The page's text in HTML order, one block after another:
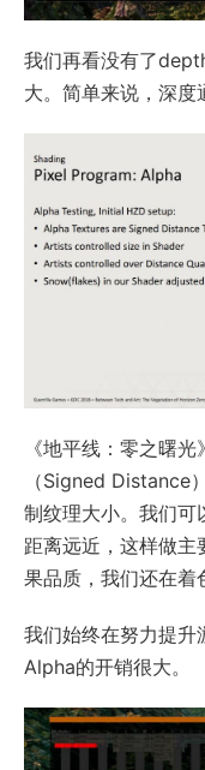
我们再看没有了
大。简单来说，深度
《地平线：零之曙
（Signed Distance
制纹理大小。我们可
距离远近，这样做主
果品质，我们还在着
我们始终在努力提升
Alpha的开销很大。